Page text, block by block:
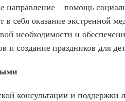
направление – помощь
в себя оказание экстренной
необходимости и
и создание праздников для
консультации и